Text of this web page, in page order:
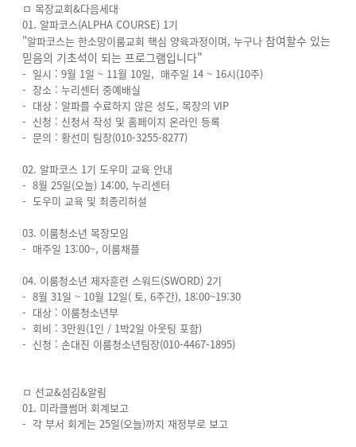
ㅁ 목장교회&다음세대
01. 알파코스(ALPHA COURSE) 1기
"알파코스는 한소망이룸교회 핵심 양육과정이며, 누구나 참여할수 있는
믿음의 기초석이 되는 프로그램입니다"
- 일시 : 9월 1일 ~ 11월 10일, 매주일 14 ~ 16시(10주)
- 장소 : 누리센터 중예배실
- 대상 : 알파를 수료하지 않은 성도, 목장의 VIP
- 신청 : 신청서 작성 및 홈페이지 온라인 등록
- 문의 : 황선미 팀장(010-3255-8277)
02. 알파코스 1기 도우미 교육 안내
- 8월 25일(오늘) 14:00, 누리센터
- 도우미 교육 및 최종리허설
03. 이룸청소년 목장모임
- 매주일 13:00~, 이룸채플
04. 이룸청소년 제자훈련 스워드(SWORD) 2기
- 8월 31일 ~ 10월 12일( 토, 6주간), 18:00~19:30
- 대상 : 이룸청소년부
- 회비 : 3만원(1인 / 1박2일 아웃팅 포함)
- 신청 : 손대진 이룸청소년팀장(010-4467-1895)
ㅁ 선교&섬김&알림
01. 미라클썸머 회계보고
- 각 부서 회게는 25일(오늘)까지 재정부로 보고